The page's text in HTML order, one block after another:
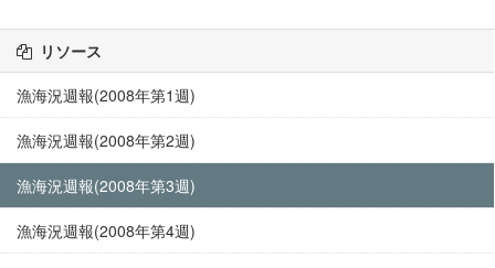
リソース
漁海況週報(2008年第1週)
漁海況週報(2008年第2週)
漁海況週報(2008年第3週)
漁海況週報(2008年第4週)